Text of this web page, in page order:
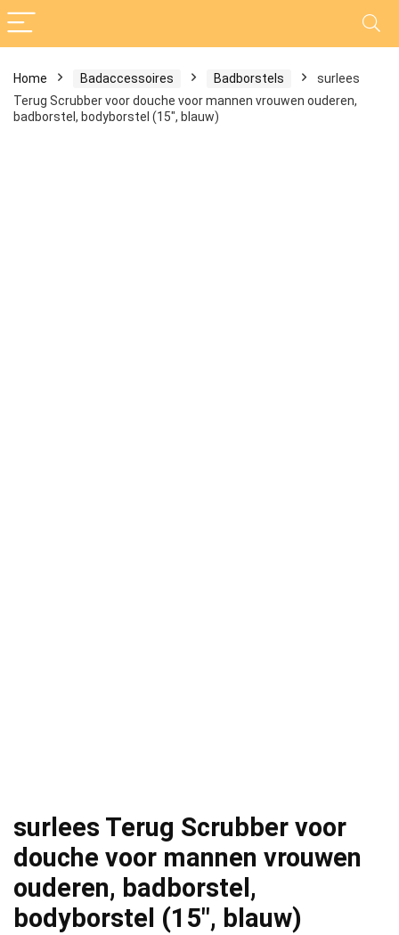
Home Badaccessoires Badborstels
surlees
Terug Scrubber voor douche voor mannen vrouwen ouderen,
badborstel, bodyborstel (15″, blauw)
surlees Terug Scrubber voor
douche voor mannen vrouwen
ouderen, badborstel,
bodyborstel (15″, blauw)